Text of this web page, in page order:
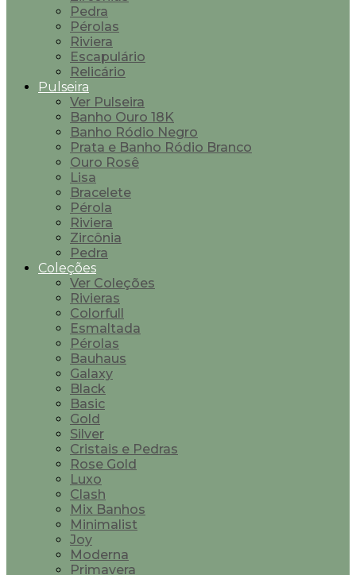
Pedra
Pérolas
Riviera
Escapulário
Relicário
Pulseira
Ver Pulseira
Banho Ouro 18K
Banho Ródio Negro
Prata e Banho Ródio Branco
Ouro Rosê
Lisa
Bracelete
Pérola
Riviera
Zircônia
Pedra
Coleções
Ver Coleções
Rivieras
Colorfull
Esmaltada
Pérolas
Bauhaus
Galaxy
Black
Basic
Gold
Silver
Cristais e Pedras
Rose Gold
Luxo
Clash
Mix Banhos
Minimalist
Joy
Moderna
Primavera